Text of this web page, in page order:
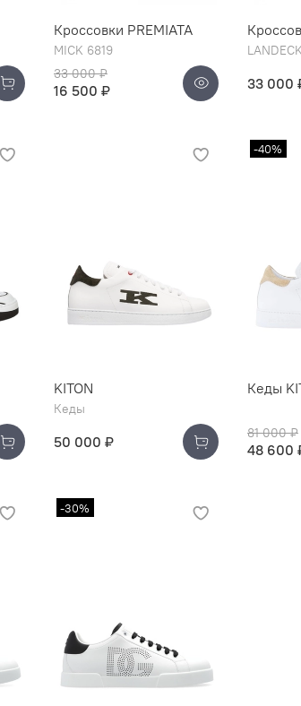
Кроссовки PREMIATA
MICK 6819
33 000 ₽
16 500 ₽ 33 000
KITON
Кеды
50 000 ₽
-40%
Кеды
81 000 ₽
48 600
-30%